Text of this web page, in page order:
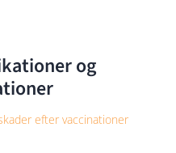
og
efter vaccinationer